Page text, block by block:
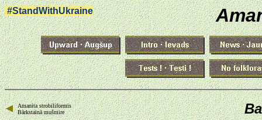
#StandWithUkraine
Amanita strobiliformis
Bārkstainā mušmire